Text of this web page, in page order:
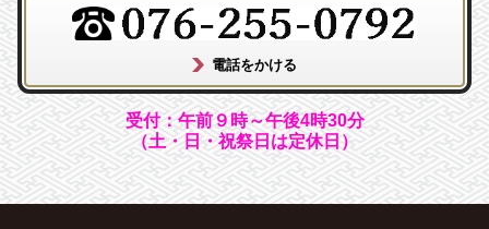
受付：午前９時～午後4時30分
（土・日・祝祭日は定休日）